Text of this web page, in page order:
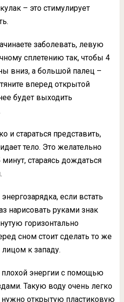
– это стимулирует
заболевать, левую
сплетению так, чтобы 4
вниз, а большой палец –
вперед открытой
будет выходить
и стараться представить,
тело. Это желательно
стараясь дождаться
если встать
нарисовать руками знак
горизонтально
сном стоит сделать то же
к западу.
плохой энергии с помощью
Такую воду очень легко
нужно открытую пластиковую